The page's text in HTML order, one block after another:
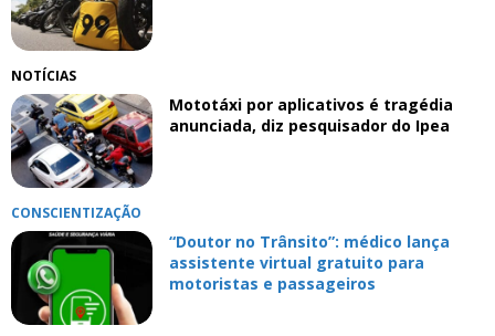
NOTÍCIAS
Mototáxi por aplicativos é tragédia
anunciada, diz pesquisador do Ipea
CONSCIENTIZAÇÃO
“Doutor no Trânsito”: médico lança
assistente virtual gratuito para
motoristas e passageiros